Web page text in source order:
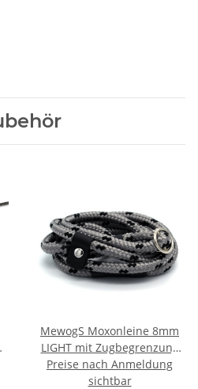
MewogS Moxonleine 8mm
LIGHT mit Zugbegrenzung
100cm grau/schwarz
Preise nach Anmeldung
sichtbar